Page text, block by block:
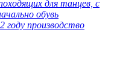
для танцев, с
обувь
году производство